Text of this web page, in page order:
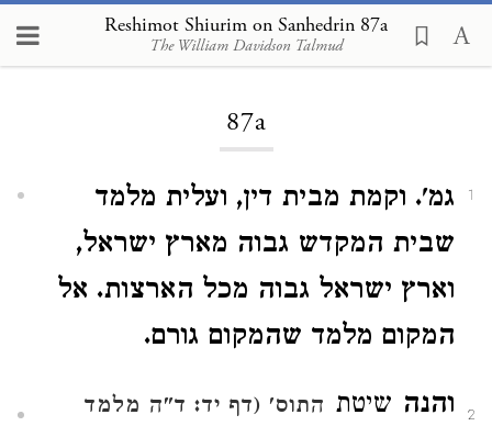
Reshimot Shiurim on Sanhedrin 87a
The William Davidson Talmud
Loading...
87a
1
גמ'. וקמת מבית דין, ועלית מלמד
שבית המקדש גבוה מארץ ישראל,
וארץ ישראל גבוה מכל הארצות. אל
המקום מלמד שהמקום גורם.
2 והנה שיטת התוס' (דף יד: ד"ה מלמד